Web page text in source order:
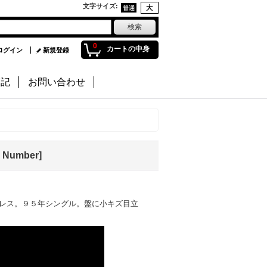
文字サイズ:
0 カートの中身
グイン 新規登録
お問い合わせ
Number]
ス。９５年シングル。盤に小キズ目立